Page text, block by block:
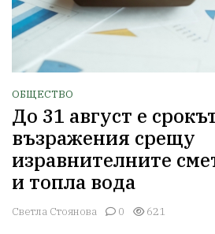
ОБЩЕСТВО
До 31 август е
възражения срещу
изравнителните
и топла вода
Светла Стоянова 0 621